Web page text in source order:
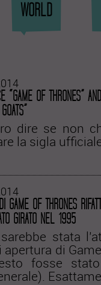
WORLD
“GAME OF THRONES”
dire se non
la sigla
GAME OF THRONES
GIRATO NEL 1995
stata
apertura di
fosse